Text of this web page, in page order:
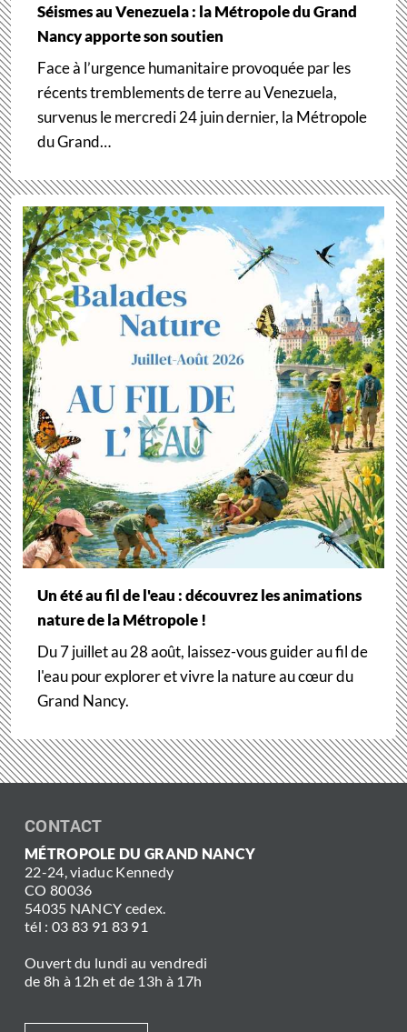
Séismes au Venezuela : la Métropole du Grand
Nancy apporte son soutien
Face à l’urgence humanitaire provoquée par les
récents tremblements de terre au Venezuela,
survenus le mercredi 24 juin dernier, la Métropole
du Grand…
Un été au fil de l'eau : découvrez les animations
nature de la Métropole !
Du 7 juillet au 28 août, laissez-vous guider au fil de
l'eau pour explorer et vivre la nature au cœur du
Grand Nancy.
CONTACT
MÉTROPOLE DU GRAND NANCY
22-24, viaduc Kennedy
CO 80036
54035 NANCY cedex.
tél : 03 83 91 83 91
Ouvert du lundi au vendredi
de 8h à 12h et de 13h à 17h